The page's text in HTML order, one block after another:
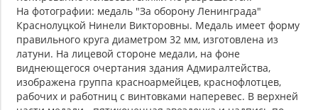
На фотографии: медаль "За оборону Ленинграда"
Краснолуцкой Нинели Викторовны. Медаль имеет форму
правильного круга диаметром 32 мм, изготовлена из
латуни. На лицевой стороне медали, на фоне
виднеющегося очертания здания Адмиралтейства,
изображена группа красноармейцев, краснофлотцев,
рабочих и работниц с винтовками наперевес. В верхней